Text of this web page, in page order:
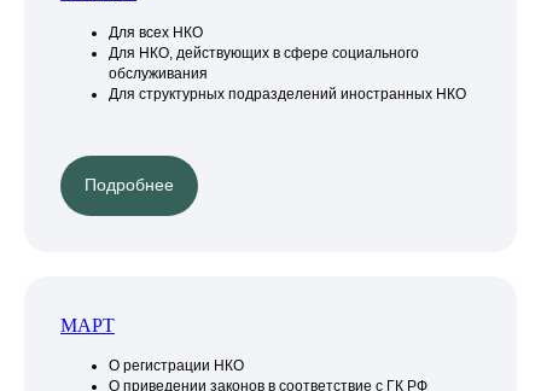
Для всех НКО
Для НКО, действующих в сфере социального
обслуживания
Для структурных подразделений иностранных НКО
Подробнее
МАРТ
О регистрации НКО
О приведении законов в соответствие с ГК РФ